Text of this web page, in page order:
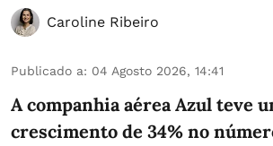
Caroline Ribeiro
Publicado a: 04 Agosto 2026, 14:41
A companhia aérea Azul teve
crescimento de 34% no